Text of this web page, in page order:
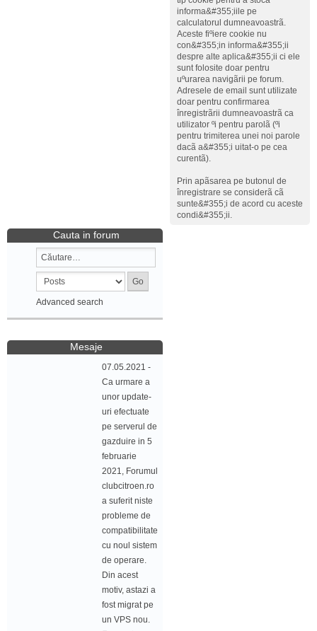
informa&#355;iile pe
calculatorul dumneavoastrã.
Aceste fiºiere cookie nu
con&#355;in informa&#355;ii
despre alte aplica&#355;ii ci ele
sunt folosite doar pentru
uºurarea navigãrii pe forum.
Adresele de email sunt utilizate
doar pentru confirmarea
înregistrãrii dumneavoastrã ca
utilizator ºi pentru parolã (ºi
pentru trimiterea unei noi parole
dacã a&#355;i uitat-o pe cea
curentã).
Prin apãsarea pe butonul de
înregistrare se considerã cã
sunte&#355;i de acord cu aceste
condi&#355;ii.
Cauta in forum
Advanced search
Mesaje
07.05.2021 -
Ca urmare a
unor update-
uri efectuate
pe serverul de
gazduire in 5
februarie
2021, Forumul
clubcitroen.ro
a suferit niste
probleme de
compatibilitate
cu noul sistem
de operare.
Din acest
motiv, astazi a
fost migrat pe
un VPS nou.